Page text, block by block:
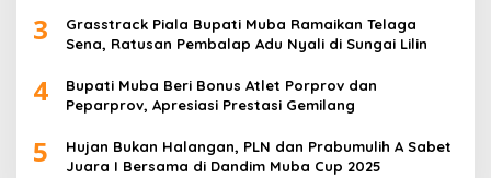
3
Grasstrack Piala Bupati Muba Ramaikan Telaga
Sena, Ratusan Pembalap Adu Nyali di Sungai Lilin
4
Bupati Muba Beri Bonus Atlet Porprov dan
Peparprov, Apresiasi Prestasi Gemilang
5
Hujan Bukan Halangan, PLN dan Prabumulih A Sabet
Juara I Bersama di Dandim Muba Cup 2025